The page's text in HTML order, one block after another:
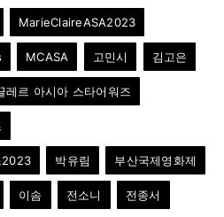
MarieClaireASA2023
MCASA 고민시 김고은
레르 아시아 스타어워즈
2023 박유림 부산국제영화제
이솜 전소니 전종서